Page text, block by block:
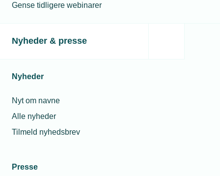
Gense tidligere webinarer
Nyheder & presse
Nyheder
Nyt om navne
Alle nyheder
Tilmeld nyhedsbrev
Presse